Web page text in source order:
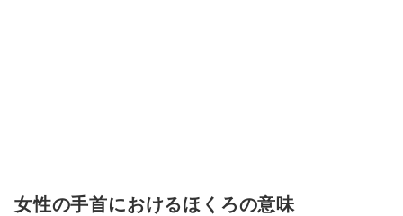
女性の手首におけるほくろの意味